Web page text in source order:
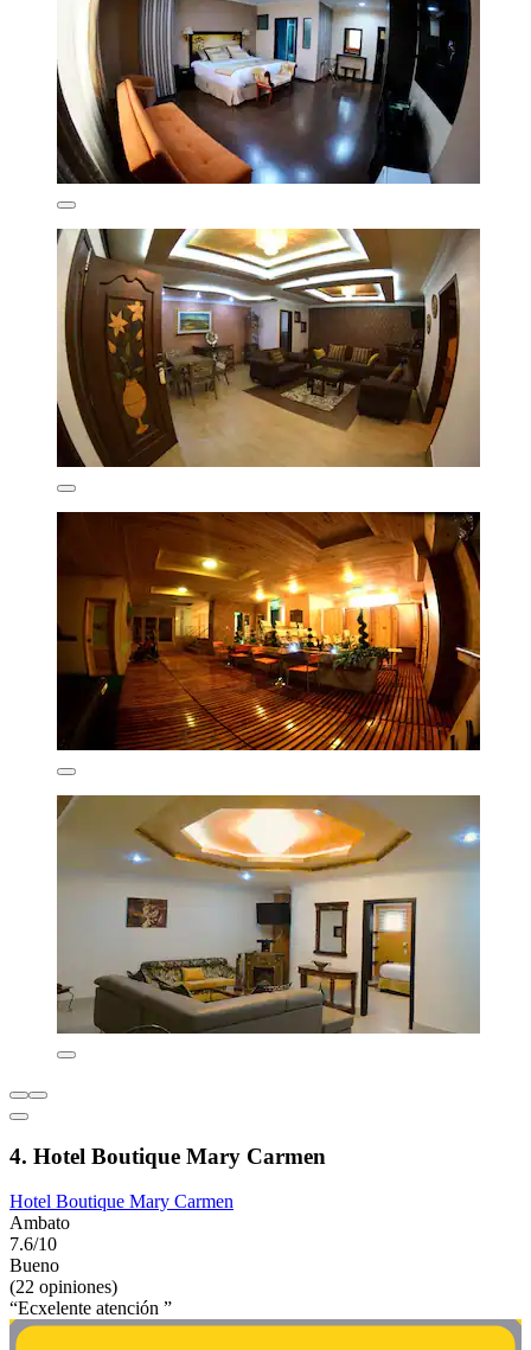
4. Hotel Boutique Mary Carmen
Hotel Boutique Mary Carmen
Ambato
7.6/10
Bueno
(22 opiniones)
“Ecxelente atención ”